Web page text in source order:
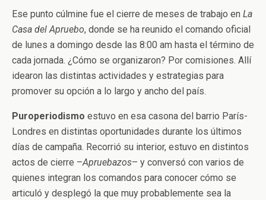
Ese punto cúlmine fue el cierre de meses de trabajo en La
Casa del Apruebo, donde se ha reunido el comando oficial
de lunes a domingo desde las 8:00 am hasta el término de
cada jornada. ¿Cómo se organizaron? Por comisiones. Allí
idearon las distintas actividades y estrategias para
promover su opción a lo largo y ancho del país.
Puroperiodismo estuvo en esa casona del barrio París-
Londres en distintas oportunidades durante los últimos
días de campaña. Recorrió su interior, estuvo en distintos
actos de cierre –Apruebazos– y conversó con varios de
quienes integran los comandos para conocer cómo se
articuló y desplegó la que muy probablemente sea la